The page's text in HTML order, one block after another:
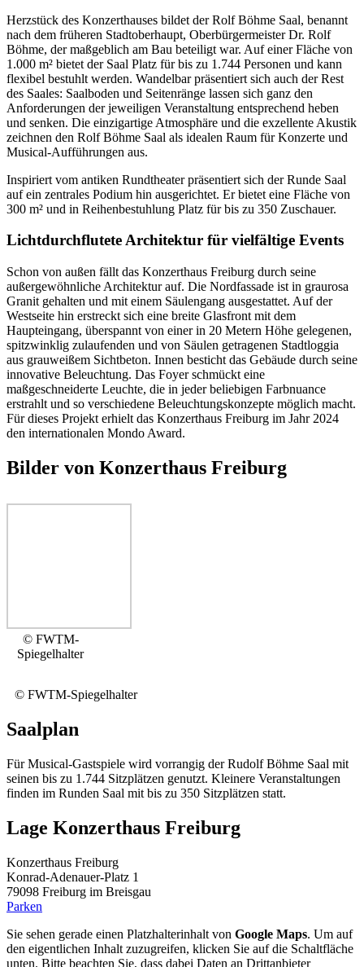
Herzstück des Konzerthauses bildet der Rolf Böhme Saal, benannt
nach dem früheren Stadtoberhaupt, Oberbürgermeister Dr. Rolf
Böhme, der maßgeblich am Bau beteiligt war. Auf einer Fläche von
1.000 m² bietet der Saal Platz für bis zu 1.744 Personen und kann
flexibel bestuhlt werden. Wandelbar präsentiert sich auch der Rest
des Saales: Saalboden und Seitenränge lassen sich ganz den
Anforderungen der jeweiligen Veranstaltung entsprechend heben
und senken. Die einzigartige Atmosphäre und die exzellente Akustik
zeichnen den Rolf Böhme Saal als idealen Raum für Konzerte und
Musical-Aufführungen aus.
Inspiriert vom antiken Rundtheater präsentiert sich der Runde Saal
auf ein zentrales Podium hin ausgerichtet. Er bietet eine Fläche von
300 m² und in Reihenbestuhlung Platz für bis zu 350 Zuschauer.
Lichtdurchflutete Architektur für vielfältige Events
Schon von außen fällt das Konzerthaus Freiburg durch seine
außergewöhnliche Architektur auf. Die Nordfassade ist in graurosa
Granit gehalten und mit einem Säulengang ausgestattet. Auf der
Westseite hin erstreckt sich eine breite Glasfront mit dem
Haupteingang, überspannt von einer in 20 Metern Höhe gelegenen,
spitzwinklig zulaufenden und von Säulen getragenen Stadtloggia
aus grauweißem Sichtbeton. Innen besticht das Gebäude durch seine
innovative Beleuchtung. Das Foyer schmückt eine
maßgeschneiderte Leuchte, die in jeder beliebigen Farbnuance
erstrahlt und so verschiedene Beleuchtungskonzepte möglich macht.
Für dieses Projekt erhielt das Konzerthaus Freiburg im Jahr 2024
den internationalen Mondo Award.
Bilder von Konzerthaus Freiburg
© FWTM-
Spiegelhalter
© FWTM-Spiegelhalter
Saalplan
Für Musical-Gastspiele wird vorrangig der Rudolf Böhme Saal mit
seinen bis zu 1.744 Sitzplätzen genutzt. Kleinere Veranstaltungen
finden im Runden Saal mit bis zu 350 Sitzplätzen statt.
Lage Konzerthaus Freiburg
Konzerthaus Freiburg
Konrad-Adenauer-Platz 1
79098 Freiburg im Breisgau
Parken
Sie sehen gerade einen Platzhalterinhalt von Google Maps. Um auf
den eigentlichen Inhalt zuzugreifen, klicken Sie auf die Schaltfläche
unten. Bitte beachten Sie, dass dabei Daten an Drittanbieter